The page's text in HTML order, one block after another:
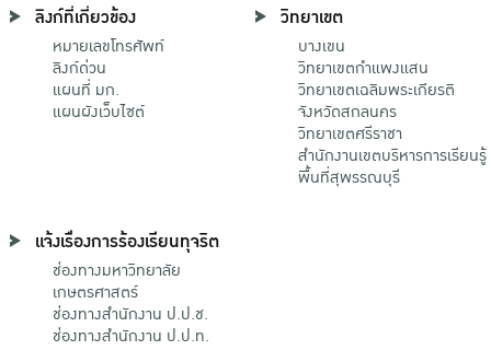
ลิงก์ที่เกี่ยวข้อง
หมายเลขโทรศัพท์
ลิงก์ด่วน
แผนที่ มก.
แผนผังเว็บไซต์
วิทยาเขต
บางเขน
วิทยาเขตกําแพงแสน
วิทยาเขตเฉลิมพระเกียรติ
จังหวัดสกลนคร
วิทยาเขตศรีราชา
สำนักงานเขตบริหารการเรียนรู้
พื้นที่สุพรรณบุรี
แจ้งเรื่องการร้องเรียนทุจริต
ช่องทางมหาวิทยาลัย
เกษตรศาสตร์
ช่องทางสำนักงาน ป.ป.ช.
ช่องทางสำนักงาน ป.ป.ท.